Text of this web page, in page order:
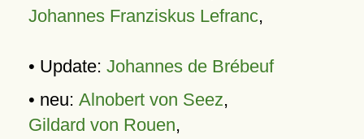
Johannes Franziskus Lefranc,
• Update: Johannes de Brébeuf
• neu: Alnobert von Seez,
Gildard von Rouen,